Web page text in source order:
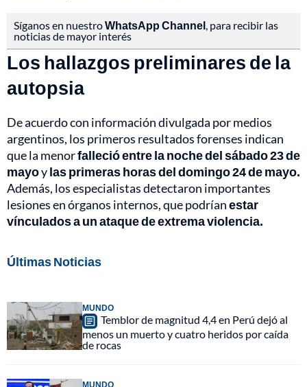
Síganos en nuestroWhatsApp Channel, para recibir las
noticias de mayor interés
Los hallazgos preliminares de la
autopsia
De acuerdo con información divulgada por medios
argentinos, los primeros resultados forenses indican
que la menorfalleció entre la noche del sábado 23 de
mayoylas primeras horas del domingo 24 de mayo.
Además, los especialistas detectaron importantes
lesiones en órganos internos, que podríanestar
vínculados a un ataque de extrema violencia.
Últimas Noticias
MUNDO
Temblor de magnitud 4,4 en Perú dejó al
menos un muerto y cuatro heridos por caída
de rocas
MUNDO